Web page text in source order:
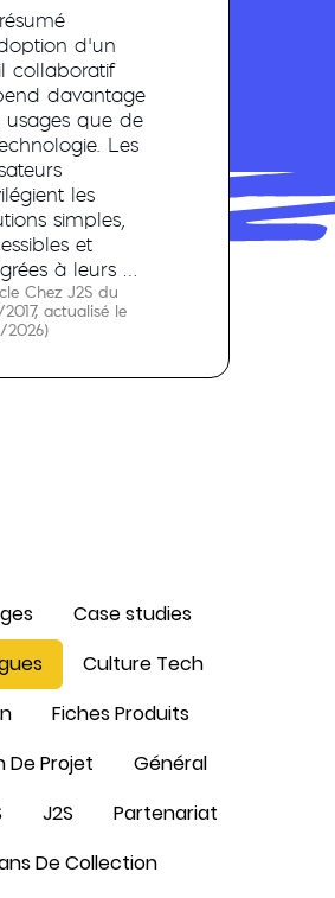
d’un
collaboratif
davantage
usages que de
Les
les
simples,
et
à leurs …
Chez J2S du
2017, actualisé le
2026)
Case studies
Culture Tech
Fiches Produits
De Projet
Général
J2S
Partenariat
De Collection